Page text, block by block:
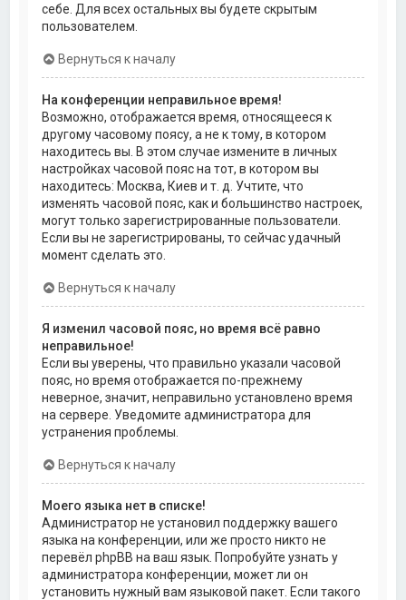
себе. Для всех остальных вы будете скрытым
пользователем.
Вернуться к началу
На конференции неправильное время!
Возможно, отображается время, относящееся к
другому часовому поясу, а не к тому, в котором
находитесь вы. В этом случае измените в личных
настройках часовой пояс на тот, в котором вы
находитесь: Москва, Киев и т. д. Учтите, что
изменять часовой пояс, как и большинство настроек,
могут только зарегистрированные пользователи.
Если вы не зарегистрированы, то сейчас удачный
момент сделать это.
Вернуться к началу
Я изменил часовой пояс, но время всё равно
неправильное!
Если вы уверены, что правильно указали часовой
пояс, но время отображается по-прежнему
неверное, значит, неправильно установлено время
на сервере. Уведомите администратора для
устранения проблемы.
Вернуться к началу
Моего языка нет в списке!
Администратор не установил поддержку вашего
языка на конференции, или же просто никто не
перевёл phpBB на ваш язык. Попробуйте узнать у
администратора конференции, может ли он
установить нужный вам языковой пакет. Если такого